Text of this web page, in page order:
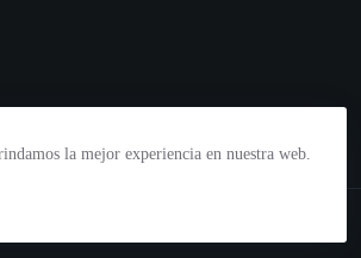
la mejor experiencia en nuestra web.